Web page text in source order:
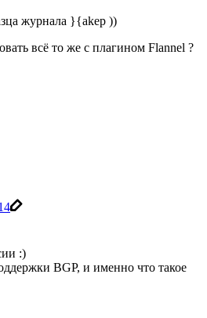
журнала }{akep ))
всё то же с плагином Flannel ?
:)
BGP, и именно что такое